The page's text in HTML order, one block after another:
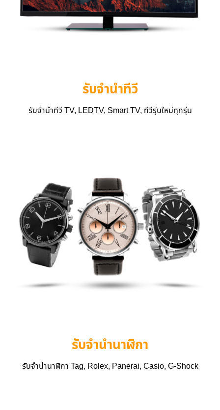
รับจำนำทีวี
รับจำนำทีวี TV, LEDTV, Smart TV, ทีวีรุ่นใหม่ทุกรุ่น
รับจำนำนาฬิกา
รับจำนำนาฬิกา Tag, Rolex, Panerai, Casio, G-Shock